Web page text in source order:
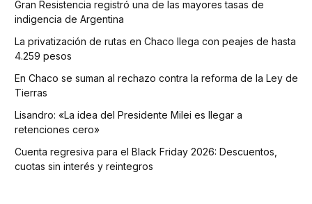
Gran Resistencia registró una de las mayores tasas de
indigencia de Argentina
La privatización de rutas en Chaco llega con peajes de hasta
4.259 pesos
En Chaco se suman al rechazo contra la reforma de la Ley de
Tierras
Lisandro: «La idea del Presidente Milei es llegar a
retenciones cero»
Cuenta regresiva para el Black Friday 2026: Descuentos,
cuotas sin interés y reintegros